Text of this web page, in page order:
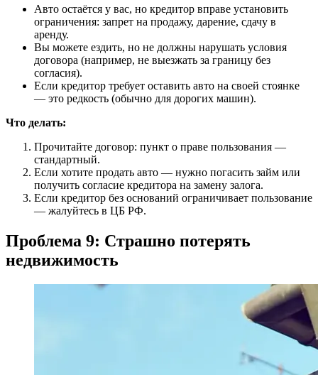
Авто остаётся у вас, но кредитор вправе установить
ограничения: запрет на продажу, дарение, сдачу в
аренду.
Вы можете ездить, но не должны нарушать условия
договора (например, не выезжать за границу без
согласия).
Если кредитор требует оставить авто на своей стоянке
— это редкость (обычно для дорогих машин).
Что делать:
Прочитайте договор: пункт о праве пользования —
стандартный.
Если хотите продать авто — нужно погасить займ или
получить согласие кредитора на замену залога.
Если кредитор без оснований ограничивает пользование
— жалуйтесь в ЦБ РФ.
Проблема 9: Страшно потерять
недвижимость